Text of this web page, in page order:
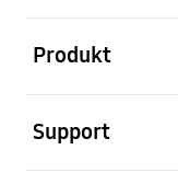
Produkt
Support